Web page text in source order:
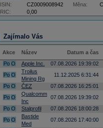
RIC: 0,00
ISIN: CZ0009008942 Měna:
Zajímalo Vás
Akce Název
Datum a čas
Po O Apple Inc.
07.08.2026 19:39:02
Po O
Troilus
Mining Rg
11.12.2025 6:31:44
Po O ČEZ
07.08.2026 16:25:01
Po O
Qualcomm
Inc
07.08.2026 19:39:02
Po O Stalprofil
07.08.2026 18:00:28
Po O
Bastide
Med
07.08.2026 17:40:00